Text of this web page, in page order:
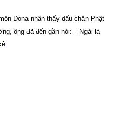
Dona nhân thấy dấu chân Phật
ông đã đến gần hỏi: – Ngài là
: